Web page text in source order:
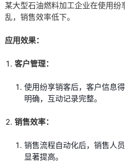
某大型石油燃料加工企业在使用纷
乱，销售效率低下。
应用效果：
客户管理：
使用纷享销客后，客户信息
明确，互动记录完整。
销售效率：
销售流程自动化后，销售人
显著提高。